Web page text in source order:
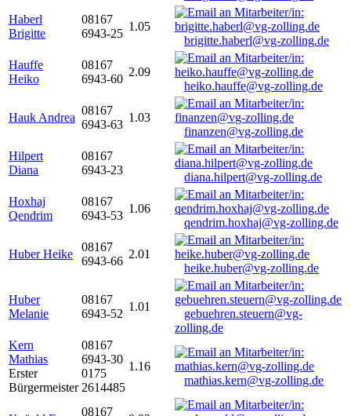
Haberl
Brigitte
08167
6943-25
1.05
brigitte.haberl@vg-zolling.de
Hauffe
Heiko
08167
6943-60
2.09
heiko.hauffe@vg-zolling.de
Hauk Andrea
08167
6943-63
1.03
finanzen@vg-zolling.de
Hilpert
Diana
08167
6943-23
diana.hilpert@vg-zolling.de
Hoxhaj
Qendrim
08167
6943-53
1.06
qendrim.hoxhaj@vg-zolling.de
Huber Heike
08167
6943-66
2.01
heike.huber@vg-zolling.de
Huber
Melanie
08167
6943-52
1.01
gebuehren.steuern@vg-
zolling.de
Kern
Mathias
Erster
Bürgermeister
08167
6943-30
0175
2614485
1.16
mathias.kern@vg-zolling.de
08167